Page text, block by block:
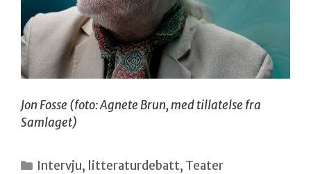
Jon Fosse (foto: Agnete Brun, med tillatelse fra
Samlaget)
Kategorier
Intervju, litteraturdebatt, Teater